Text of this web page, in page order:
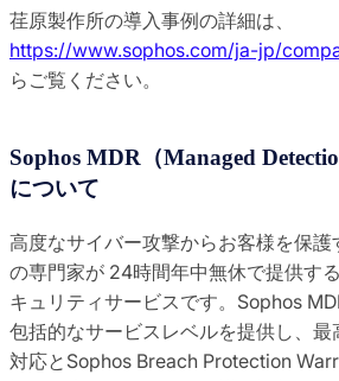
荏原製作所の導入事例の詳細は、
https://www.sophos.com/ja-jp/
らご覧ください。
Sophos MDR（Managed
について
高度なサイバー攻撃からお客様を保護
の専門家が 24時間年中無休で提供す
キュリティサービスです。Sophos
包括的なサービスレベルを提供し、最
対応とSophos Breach Protection